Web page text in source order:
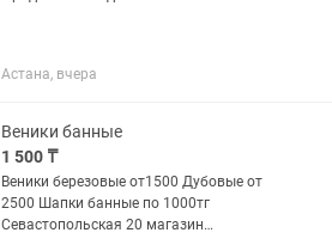
Астана, вчера
Веники банные
1 500 ₸
Веники березовые от1500 Дубовые от
2500 Шапки банные по 1000тг
Севастопольская 20 магазин